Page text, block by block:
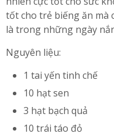
tốt cho trẻ biếng ăn mà
là trong những ngày
Nguyên liệu:
1 tai yến tinh chế
10 hạt sen
3 hạt bạch quả
10 trái táo đỏ